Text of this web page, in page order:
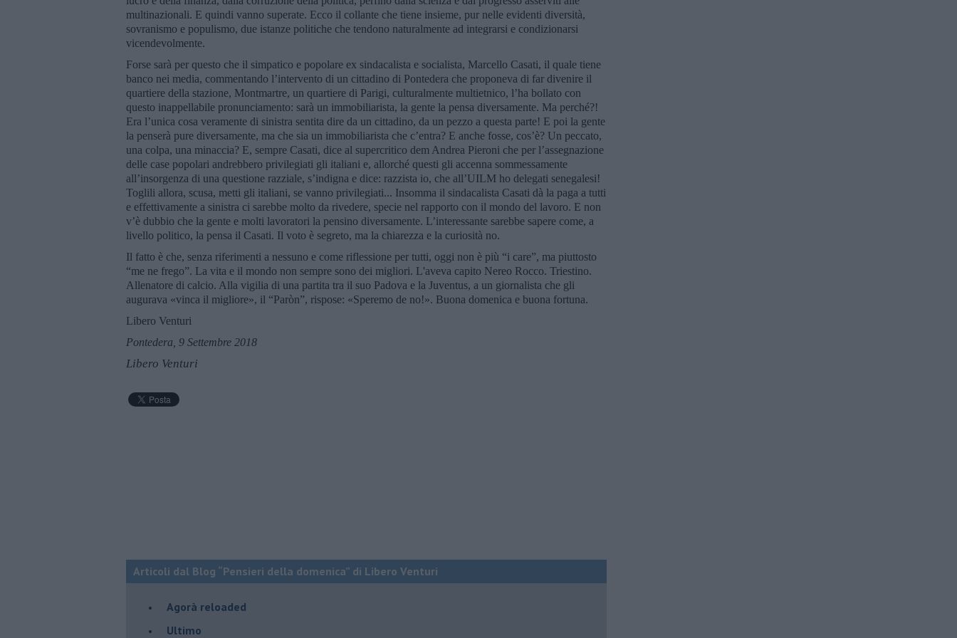
multinazionali. E quindi vanno superate. Ecco il collante che tiene insieme, pur nelle evidenti diversità,
sovranismo e populismo, due istanze politiche che tendono naturalmente ad integrarsi e condizionarsi
vicendevolmente.
Forse sarà per questo che il simpatico e popolare ex sindacalista e socialista, Marcello Casati, il quale tiene
banco nei media, commentando l’intervento di un cittadino di Pontedera che proponeva di far divenire il
quartiere della stazione, Montmartre, un quartiere di Parigi, culturalmente multietnico, l’ha bollato con
questo inappellabile pronunciamento: sarà un immobiliarista, la gente la pensa diversamente. Ma perché?!
Era l’unica cosa veramente di sinistra sentita dire da un cittadino, da un pezzo a questa parte! E poi la gente
la penserà pure diversamente, ma che sia un immobiliarista che c’entra? E anche fosse, cos’è? Un peccato,
una colpa, una minaccia? E, sempre Casati, dice al supercritico dem Andrea Pieroni che per l’assegnazione
delle case popolari andrebbero privilegiati gli italiani e, allorché questi gli accenna sommessamente
all’insorgenza di una questione razziale, s’indigna e dice: razzista io, che all’UILM ho delegati senegalesi!
Toglili allora, scusa, metti gli italiani, se vanno privilegiati... Insomma il sindacalista Casati dà la paga a tutti
e effettivamente a sinistra ci sarebbe molto da rivedere, specie nel rapporto con il mondo del lavoro. E non
v’è dubbio che la gente e molti lavoratori la pensino diversamente. L’interessante sarebbe sapere come, a
livello politico, la pensa il Casati. Il voto è segreto, ma la chiarezza e la curiosità no.
Il fatto è che, senza riferimenti a nessuno e come riflessione per tutti, oggi non è più “i care”, ma piuttosto
“me ne frego”. La vita e il mondo non sempre sono dei migliori. L'aveva capito Nereo Rocco. Triestino.
Allenatore di calcio. Alla vigilia di una partita tra il suo Padova e la Juventus, a un giornalista che gli
augurava «vinca il migliore», il “Paròn”, rispose: «Speremo de no!». Buona domenica e buona fortuna.
Libero Venturi
Pontedera, 9 Settembre 2018
Libero Venturi
Articoli dal Blog “Pensieri della domenica” di Libero Venturi
​Agorà reloaded
Ultimo